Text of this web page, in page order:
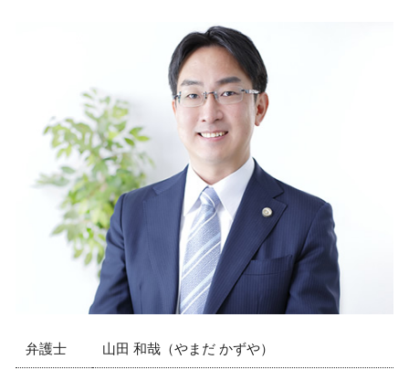
内部統制 わかりやすく
債権回収 訴訟
売掛金 払ってくれない
問題社員 解雇
株主総会 取締役会
労働問題 解決策
リーガルチェック 社内
パワハラ 社員
顧問弁護士 弁護士 相談 尼崎市
顧問弁護士 弁護士 相談 神戸市
労働問題 弁護士 相談 芦屋市
離婚 弁護士 相談 尼崎市
不動産トラブル 弁護士 相談 芦屋市
相続 弁護士 相談 尼崎市
交通事故 弁護士 相談 神戸市
不動産トラブル 弁護士 相談 神戸市
相続 弁護士 相談 西宮市
債権回収 弁護士 相談 芦屋市
離婚 弁護士 相談 西宮市
労働問題 弁護士 相談 西宮市
労働問題 弁護士 相談 神戸市
弁護士 山田 和哉（やまだ かずや）